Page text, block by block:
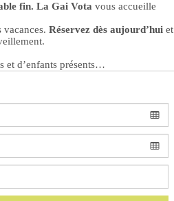
fin. La Gai Vota vous accueille
Réservez dès aujourd’hui et
et d’enfants présents…